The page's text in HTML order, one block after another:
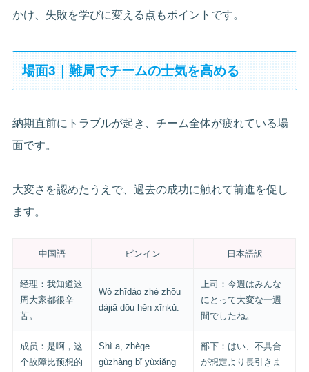
かけ、失敗を学びに変える点もポイントです。
場面3｜難局でチームの士気を高める
納期直前にトラブルが起き、チーム全体が疲れている場
面です。
大変さを認めたうえで、過去の成功に触れて前進を促し
ます。
中国語 ピンイン 日本語訳
经理：我知道这
周大家都很辛
苦。
Wǒ zhīdào zhè zhōu
dàjiā dōu hěn xīnkǔ.
上司：今週はみんな
にとって大変な一週
間でしたね。
成员：是啊，这
个故障比预想的
Shì a, zhège
gùzhàng bǐ yùxiǎng
部下：はい、不具合
が想定より長引きま